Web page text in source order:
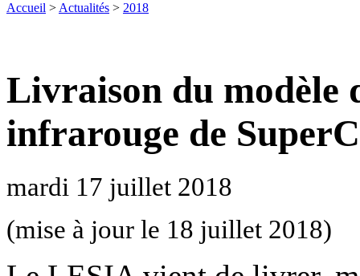
Accueil > Actualités > 2018
Livraison du modèle
infrarouge de
mardi 17 juillet 2018
(mise à jour le 18 juillet 2018)